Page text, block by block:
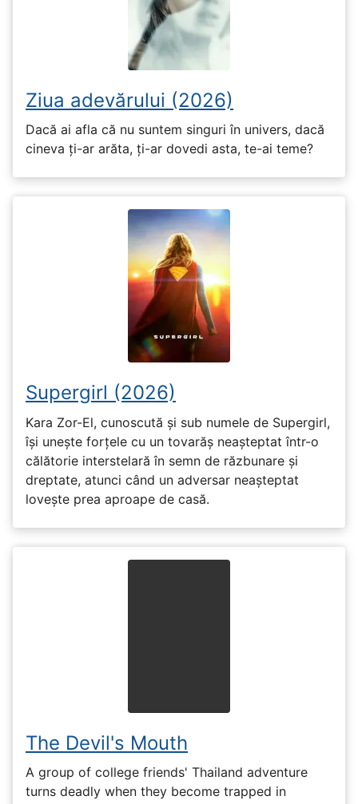
Ziua adevărului (2026)
Dacă ai afla că nu suntem singuri în univers, dacă
cineva ți-ar arăta, ți-ar dovedi asta, te-ai teme?
Supergirl (2026)
Kara Zor-El, cunoscută și sub numele de Supergirl,
își unește forțele cu un tovarăș neașteptat într-o
călătorie interstelară în semn de răzbunare și
dreptate, atunci când un adversar neașteptat
lovește prea aproape de casă.
The Devil's Mouth
A group of college friends' Thailand adventure
turns deadly when they become trapped in